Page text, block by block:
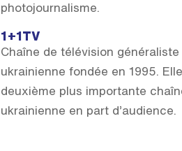
photojournalisme.
1+1TV
Chaîne de télévision généraliste
ukrainienne fondée en 1995.
deuxième plus importante
ukrainienne en part d’audience.